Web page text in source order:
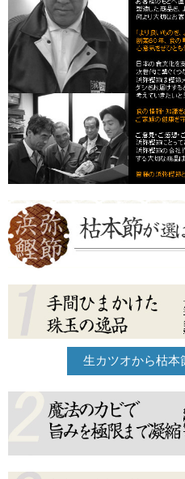
生カツオから枯本